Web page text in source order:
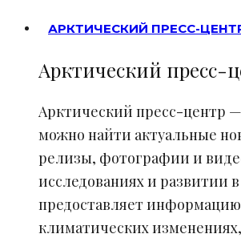
АРКТИЧЕСКИЙ ПРЕСС-
Арктический пресс-
Арктический пресс-центр —
можно найти актуальные
релизы, фотографии и
исследованиях и развитии
предоставляет
климатических